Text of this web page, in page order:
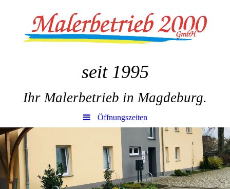
seit 1995
Ihr Malerbetrieb in Magdeburg.
Öffnungszeiten